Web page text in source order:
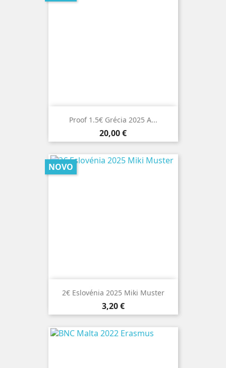
Proof 1.5€ Grécia 2025 A...
Preço
20,00 €
2€ Eslovénia 2025 Miki Muster
Preço
3,20 €
NOVO